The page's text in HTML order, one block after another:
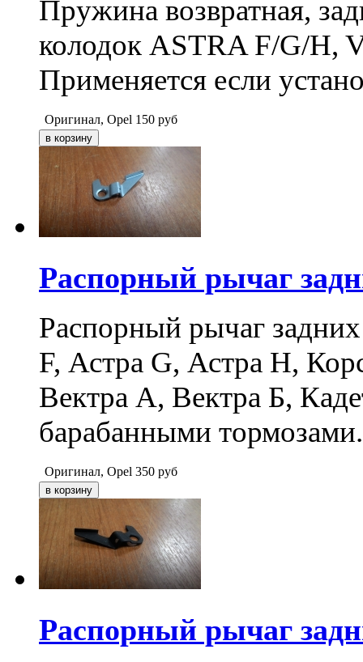
Пружина возвратная,
колодок ASTRA F/G/H,
Применяется если
Оригинал, Opel 150 руб
Распорный рычаг
Распорный рычаг
F, Астра G, Астра H,
Вектра А, Вектра Б,
барабанными
Оригинал, Opel 350 руб
Распорный рычаг